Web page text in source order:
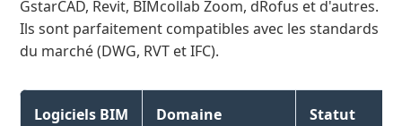
GstarCAD, Revit, BIMcollab Zoom, dRofus et d'autres.
Ils sont parfaitement compatibles avec les standards
du marché (DWG, RVT et IFC).
Logiciels BIM
Domaine
Statut